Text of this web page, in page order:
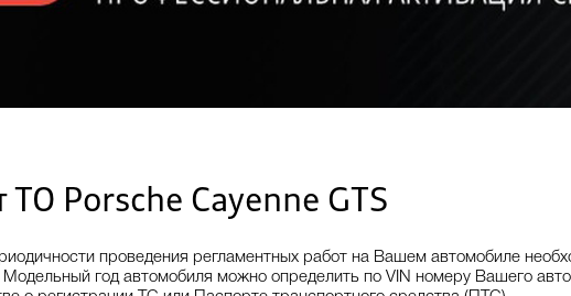
ТО Porsche Cayenne GTS
проведения регламентных работ на Вашем автомобиле
год автомобиля можно определить по VIN номеру Вашего